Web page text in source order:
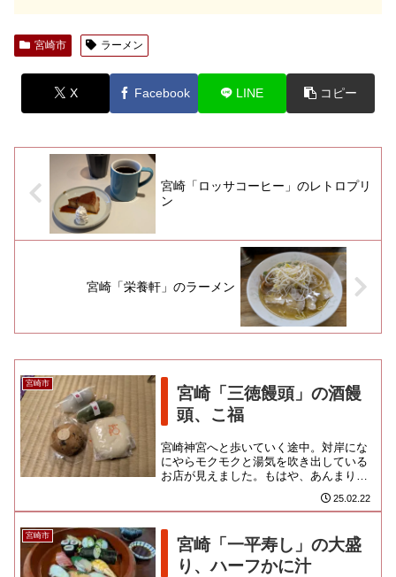
宮崎市 ラーメン
X Facebook LINE コピー
宮崎「ロッサコーヒー」のレトロプリ
ン
宮崎「栄養軒」のラーメン
宮崎市
宮崎「三徳饅頭」の酒饅
頭、こ福
宮崎神宮へと歩いていく途中。対岸にな
にやらモクモクと湯気を吹き出している
お店が見えました。もはや、あんまりお
店が残っていない江平商店街の和菓子屋
さん。昔ながらの酒饅頭が看板... 25.02.22
宮崎市
宮崎「一平寿し」の大盛
り、ハーフかに汁